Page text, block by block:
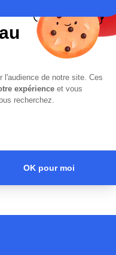
l'audience de notre site. Ces
expérience et vous
recherchez.
OK pour moi